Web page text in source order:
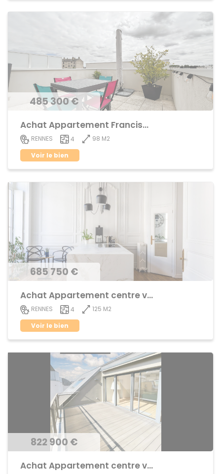
485 300 €
Achat Appartement Francisco ferrer
RENNES 4
98 M2
Voir le bien
685 750 €
Achat Appartement centre ville
RENNES 4
125 M2
Voir le bien
822 900 €
Achat Appartement centre ville